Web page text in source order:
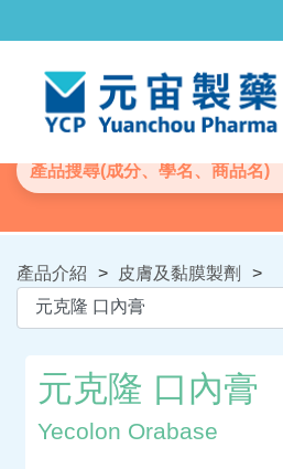
產品介紹 > 皮膚及黏膜製劑 >
元克隆 口內膏
Yecolon Orabase